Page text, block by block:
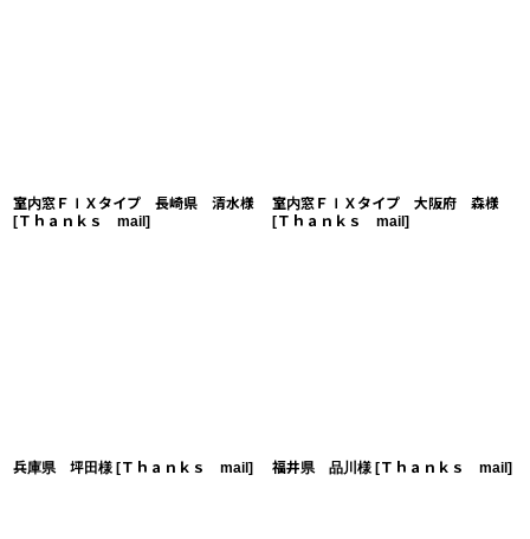
室内窓ＦＩＸタイプ 長崎県 清水様
[Ｔｈａｎｋｓ mail ]
室内窓ＦＩＸタイプ 大阪府 森様
[Ｔｈａｎｋｓ mail ]
兵庫県 坪田様 [Ｔｈａｎｋｓ mail ] 福井県 品川様 [Ｔｈａｎｋｓ mail ]